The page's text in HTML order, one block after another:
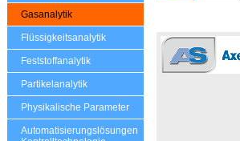
Gasanalytik
Flüssigkeitsanalytik
Feststoffanalytik
Partikelanalytik
Physikalische Parameter
Automatisierungslösungen